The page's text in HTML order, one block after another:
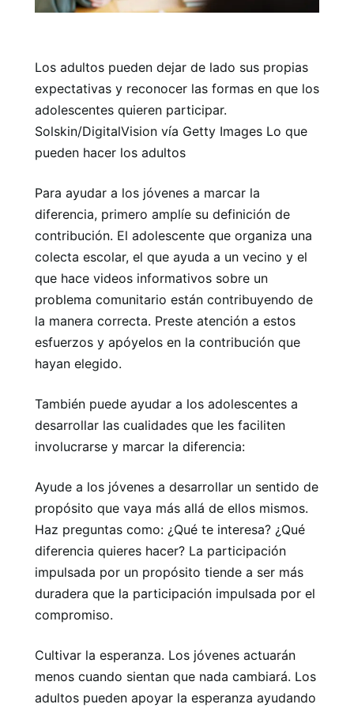
Los adultos pueden dejar de lado sus propias
expectativas y reconocer las formas en que los
adolescentes quieren participar.
Solskin/DigitalVision vía Getty Images Lo que
pueden hacer los adultos
Para ayudar a los jóvenes a marcar la
diferencia, primero amplíe su definición de
contribución. El adolescente que organiza una
colecta escolar, el que ayuda a un vecino y el
que hace videos informativos sobre un
problema comunitario están contribuyendo de
la manera correcta. Preste atención a estos
esfuerzos y apóyelos en la contribución que
hayan elegido.
También puede ayudar a los adolescentes a
desarrollar las cualidades que les faciliten
involucrarse y marcar la diferencia:
Ayude a los jóvenes a desarrollar un sentido de
propósito que vaya más allá de ellos mismos.
Haz preguntas como: ¿Qué te interesa? ¿Qué
diferencia quieres hacer? La participación
impulsada por un propósito tiende a ser más
duradera que la participación impulsada por el
compromiso.
Cultivar la esperanza. Los jóvenes actuarán
menos cuando sientan que nada cambiará. Los
adultos pueden apoyar la esperanza ayudando